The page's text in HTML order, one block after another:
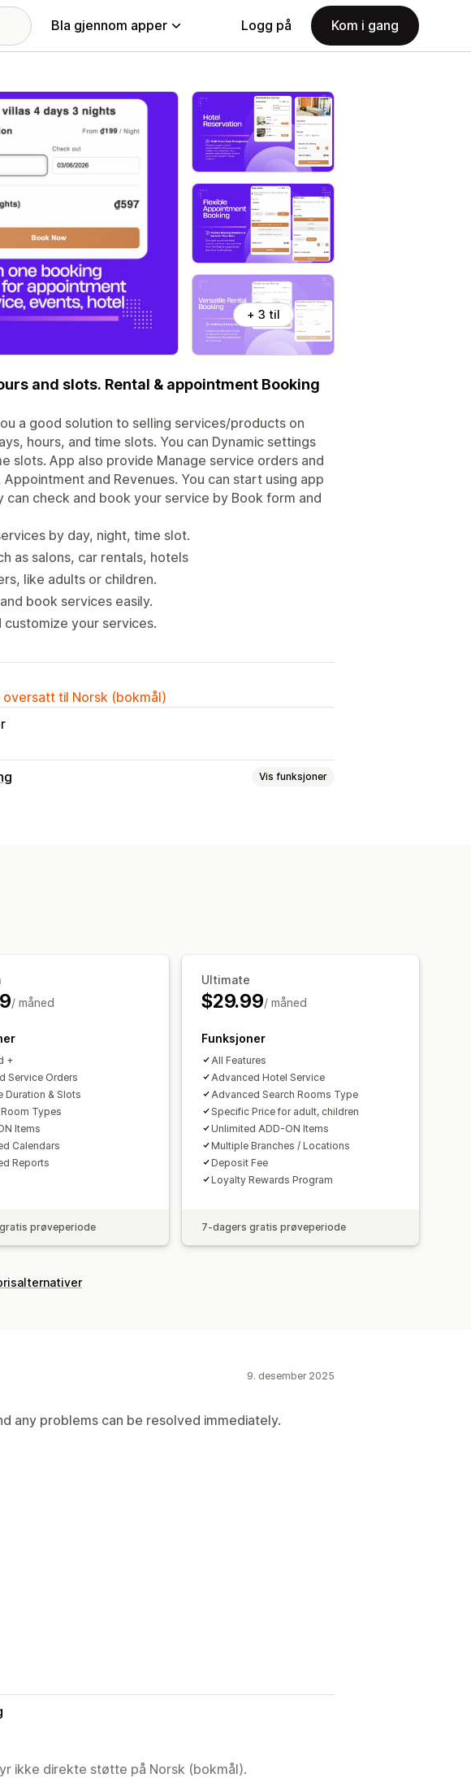
Bla gjennom apper Logg på Kom i gang
+ 3 til
and slots. Rental & appointment Booking
a good solution to selling services/products on
hours, and time slots. You can Dynamic settings
slots. App also provide Manage service orders and
and Revenues. You can start using app
check and book your service by Book form and
by day, night, time slot.
as salons, car rentals, hotels
like adults or children.
book services easily.
your services.
til Norsk (bokmål)
Vis funksjoner
/ måned
+
Service Orders
Duration & Slots
Types
Items
Calendars
Reports
prøveperiode
Ultimate
$29.99/ måned
Funksjoner
All Features
Advanced Hotel Service
Advanced Search Rooms Type
Specific Price for adult, children
Unlimited ADD-ON Items
Multiple Branches / Locations
Deposit Fee
Loyalty Rewards Program
7-dagers gratis prøveperiode
9. desember 2025
any problems can be resolved immediately.
ikke direkte støtte på Norsk (bokmål).